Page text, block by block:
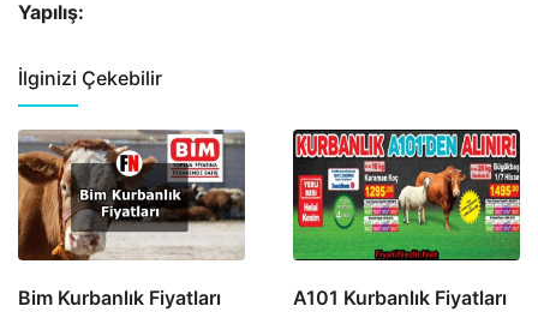
Yapılış:
İlginizi Çekebilir
Bim Kurbanlık Fiyatları A101 Kurbanlık Fiyatları